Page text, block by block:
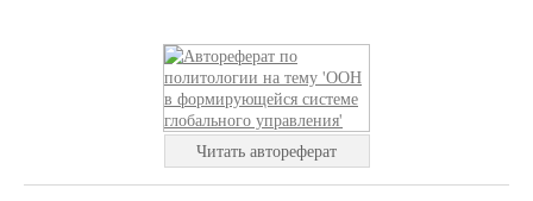
Читать автореферат